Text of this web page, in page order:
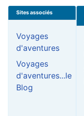
Sites associés
Voyages
d'aventures
Voyages
d'aventures...le
Blog